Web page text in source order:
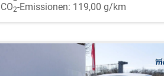
CO2-Emissionen: 119,00 g/km